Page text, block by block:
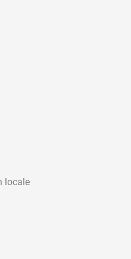
locale
: